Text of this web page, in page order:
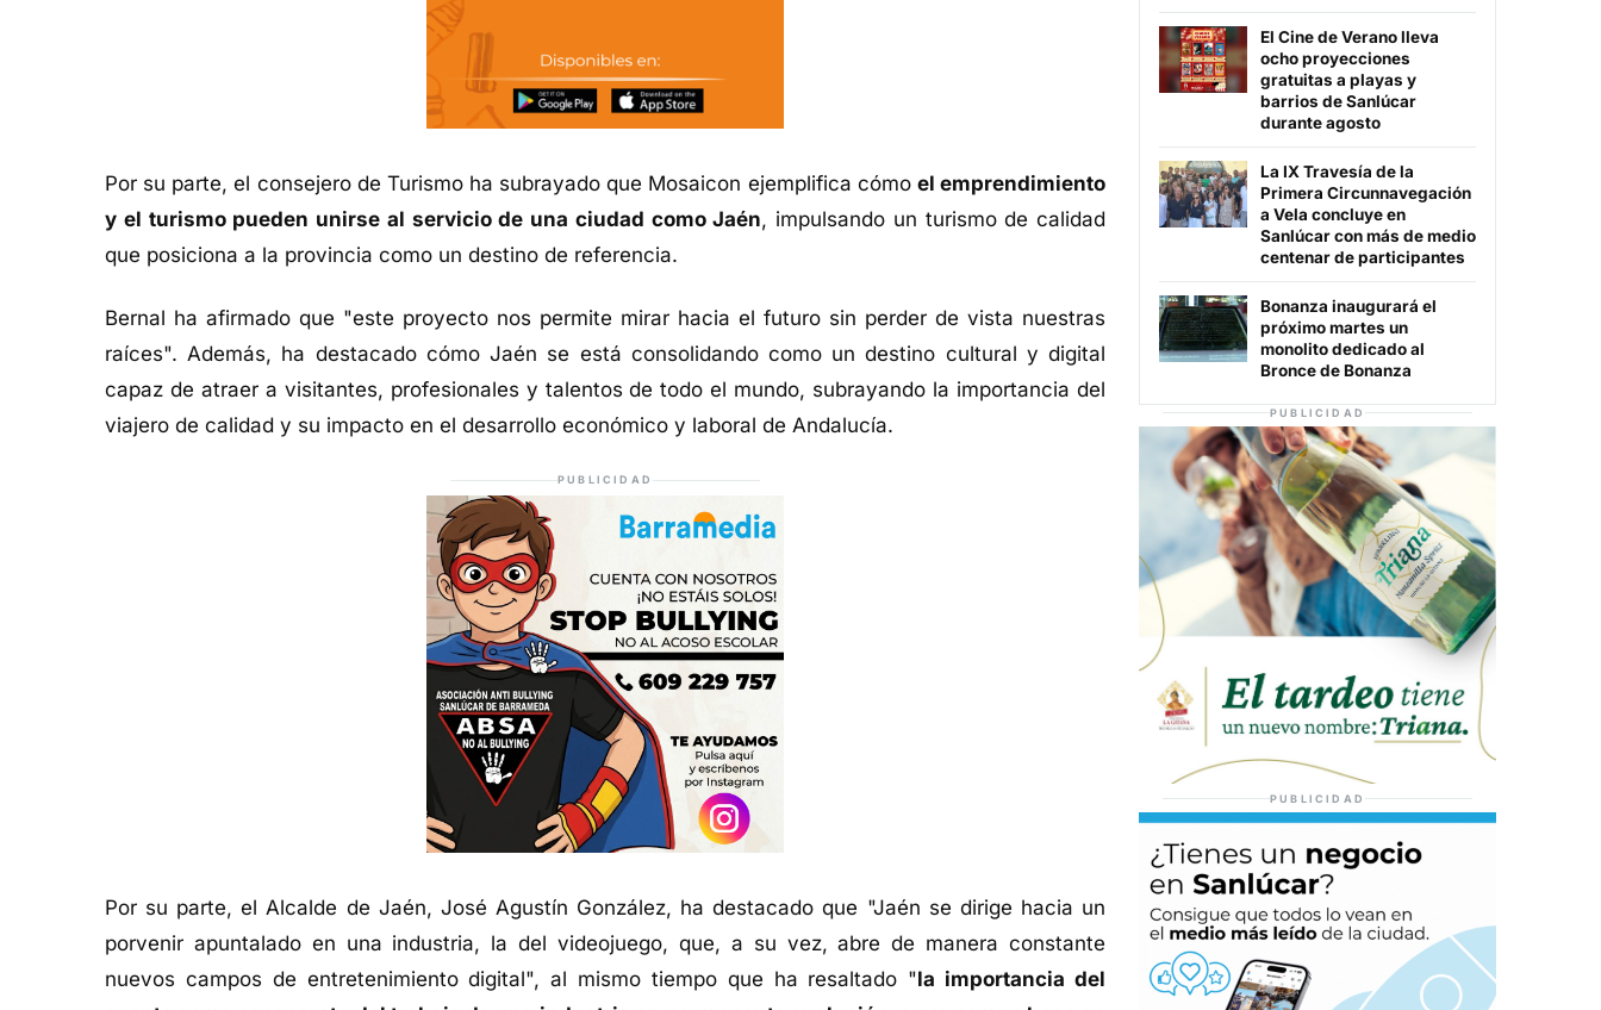
Por su parte, el consejero de Turismo ha subrayado que Mosaicon ejemplifica cómo el emprendimiento
y el turismo pueden unirse al servicio de una ciudad como Jaén, impulsando un turismo de calidad
que posiciona a la provincia como un destino de referencia.
Bernal ha afirmado que "este proyecto nos permite mirar hacia el futuro sin perder de vista nuestras
raíces". Además, ha destacado cómo Jaén se está consolidando como un destino cultural y digital
capaz de atraer a visitantes, profesionales y talentos de todo el mundo, subrayando la importancia del
viajero de calidad y su impacto en el desarrollo económico y laboral de Andalucía.
PUBLICIDAD
Por su parte, el Alcalde de Jaén, José Agustín González, ha destacado que "Jaén se dirige hacia un
porvenir apuntalado en una industria, la del videojuego, que, a su vez, abre de manera constante
nuevos campos de entretenimiento digital", al mismo tiempo que ha resaltado "la importancia del
El Cine de Verano lleva
ocho proyecciones
gratuitas a playas y
barrios de Sanlúcar
durante agosto
La IX Travesía de la
Primera Circunnavegación
a Vela concluye en
Sanlúcar con más de medio
centenar de participantes
Bonanza inaugurará el
próximo martes un
monolito dedicado al
Bronce de Bonanza
PUBLICIDAD
PUBLICIDAD